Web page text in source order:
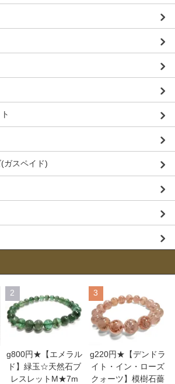
ガスペイド)
2
g800円★【エメラル
ド】緑玉☆天然石ブ
レスレットM★7m
3
g220円★【デンドラ
イト・イン・ローズ
クォーツ】模樹石薔